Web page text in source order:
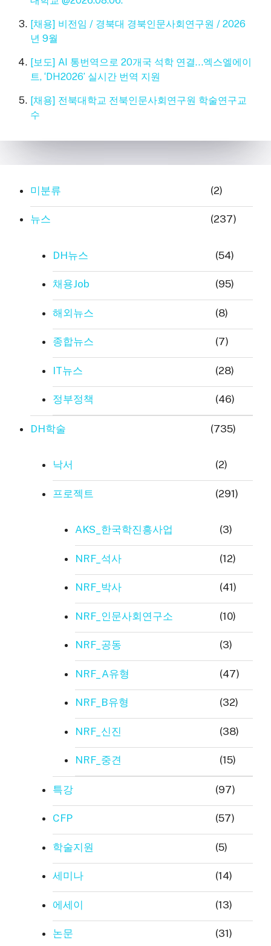
[채용] 비전임 / 경북대 경북인문사회연구원 / 2026
년 9월
[보도] AI 통번역으로 20개국 석학 연결…엑스엘에이
트, ‘DH2026’ 실시간 번역 지원
[채용] 전북대학교 전북인문사회연구원 학술연구교
수
미분류 (2)
뉴스 (237)
DH뉴스 (54)
채용Job (95)
해외뉴스 (8)
종합뉴스 (7)
IT뉴스 (28)
정부정책 (46)
DH학술 (735)
낙서 (2)
프로젝트 (291)
AKS_한국학진흥사업 (3)
NRF_석사 (12)
NRF_박사 (41)
NRF_인문사회연구소 (10)
NRF_공동 (3)
NRF_A유형 (47)
NRF_B유형 (32)
NRF_신진 (38)
NRF_중견 (15)
특강 (97)
CFP (57)
학술지원 (5)
세미나 (14)
에세이 (13)
논문 (31)